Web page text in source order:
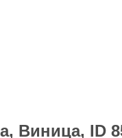
Виница, ID